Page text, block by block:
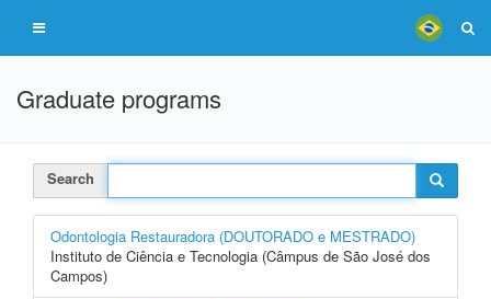
Graduate programs
Search
Odontologia Restauradora (DOUTORADO e MESTRADO)
Instituto de Ciência e Tecnologia (Câmpus de São José dos
Campos)